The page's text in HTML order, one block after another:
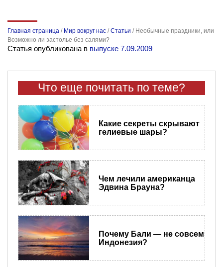
Главная страница / Мир вокруг нас /Статьи / Необычные праздники, или
Возможно ли застолье без салями?
Статья опубликована в выпуске 7.09.2009
Что еще почитать по теме?
Какие секреты скрывают
гелиевые шары?
Чем лечили американца
Эдвина Брауна?
Почему Бали — не совсем
Индонезия?